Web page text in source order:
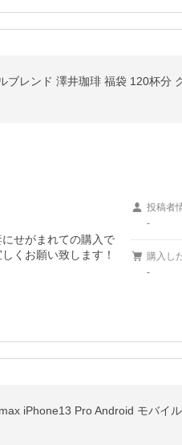
レンド 澤井珈琲 福袋 120杯分
せがまれての購入で
くお願い致します！
投稿者
-
購入し
-